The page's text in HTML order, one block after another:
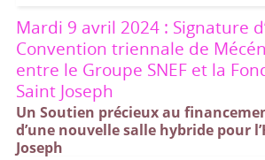
Mardi 9 avril 2024 : Signature
Convention triennale de
entre le Groupe SNEF et la
Saint Joseph
Un Soutien précieux au
d’une nouvelle salle hybride pour
Joseph